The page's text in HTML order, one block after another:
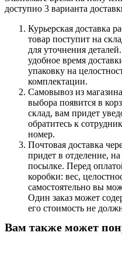
доступно 3 варианта
Курьерская доставка
товар поступит на
для уточнения
удобное время
упаковку на
комплектации.
Самовывоз из
выбора появится в
склад, вам придет
обратитесь к
номер.
Почтовая доставка
придет в отделение,
посылке. Перед
коробки: вес,
самостоятельно вы
Один заказ может
его стоимость не
Вам также может